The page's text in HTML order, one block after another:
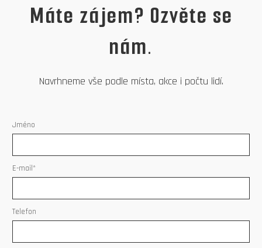
Máte zájem? Ozvěte se
nám.
Navrhneme vše podle místa, akce i počtu lidí.
Jméno
E-mail*
Telefon